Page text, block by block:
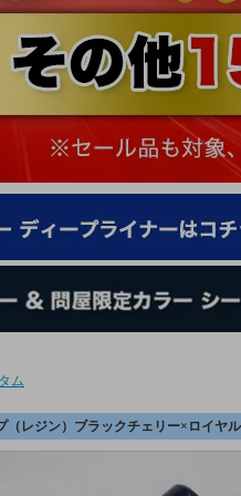
ム
レジン）ブラックチェリー×ロイヤ